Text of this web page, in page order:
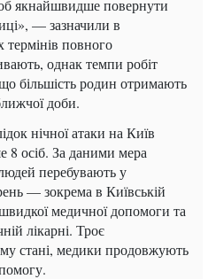
якнайшвидше повернути
— зазначили в
термінів повного
однак темпи робіт
більшість родин отримають
доби.
нічної атаки на Київ
осіб. За даними мера
перебувають у
— зокрема в Київській
швидкої медичної допомоги та
лікарні. Троє
стані, медики продовжують